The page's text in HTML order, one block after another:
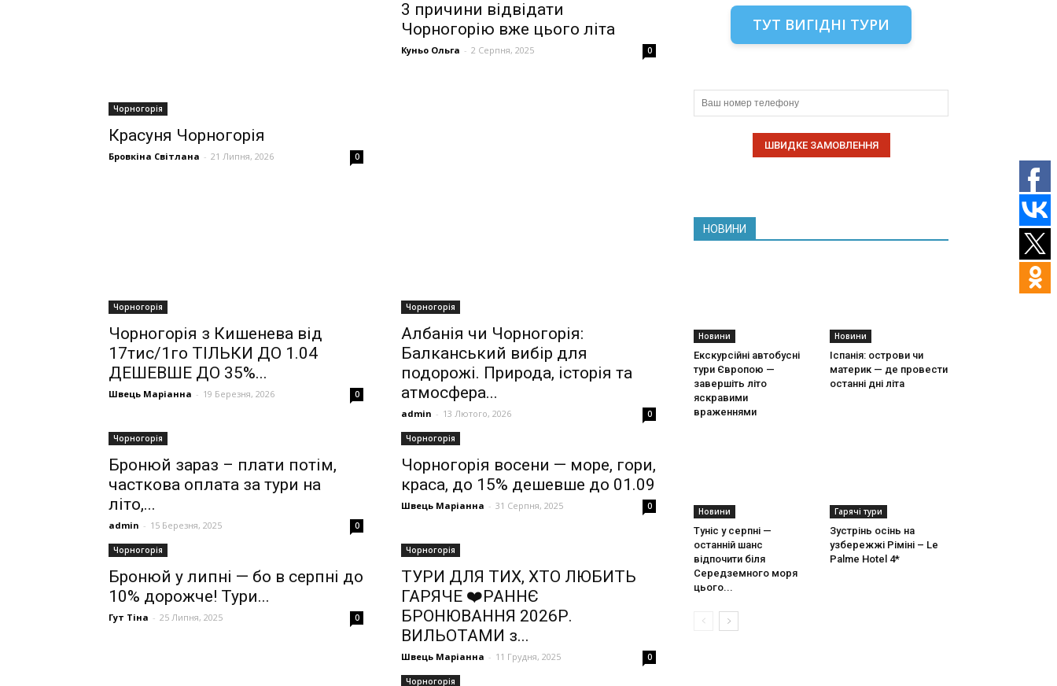
Чорногорія
Красуня Чорногорія
Бровкіна Світлана - 21 Липня, 2026 0
3 причини відвідати
Чорногорію вже цього літа
Куньо Ольга - 2 Серпня, 2025 0
Чорногорія
Чорногорія з Кишенева від
17тис/1го ТІЛЬКИ ДО 1.04
ДЕШЕВШЕ ДО 35%...
Швець Маріанна - 19 Березня, 2026 0
Чорногорія
Албанія чи Чорногорія:
Балканський вибір для
подорожі. Природа, історія та
атмосфера...
admin - 13 Лютого, 2026 0
Чорногорія
Бронюй зараз – плати потім,
часткова оплата за тури на
літо,...
admin - 15 Березня, 2025 0
Чорногорія
Чорногорія восени — море, гори,
краса, до 15% дешевше до 01.09
Швець Маріанна - 31 Серпня, 2025 0
Чорногорія
Бронюй у липні — бо в серпні до
10% дорожче! Тури...
Гут Тіна - 25 Липня, 2025 0
Чорногорія
ТУРИ ДЛЯ ТИХ, ХТО ЛЮБИТЬ
ГАРЯЧЕ ❤️РАННЄ
БРОНЮВАННЯ 2026Р.
ВИЛЬОТАМИ з...
Швець Маріанна - 11 Грудня, 2025 0
Чорногорія
ТУТ ВИГІДНІ ТУРИ
НОВИНИ
Новини
Екскурсійні автобусні
тури Європою —
завершіть літо
яскравими
враженнями
Новини
Іспанія: острови чи
материк — де провести
останні дні літа
Новини
Туніс у серпні —
останній шанс
відпочити біля
Середземного моря
цього...
Гарячі тури
Зустрінь осінь на
узбережжі Ріміні – Le
Palme Hotel 4*